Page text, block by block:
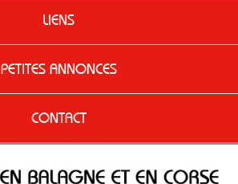
LIENS
PETITES ANNONCES
CONTACT